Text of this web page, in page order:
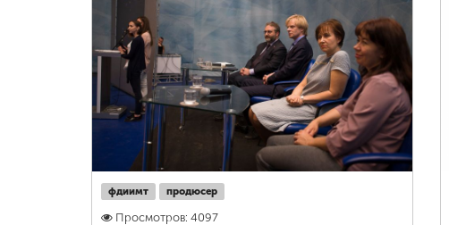
Наука
Международная
деятельность
Другие виды
деятельности
фдиимт продюсер
Просмотров: 4097